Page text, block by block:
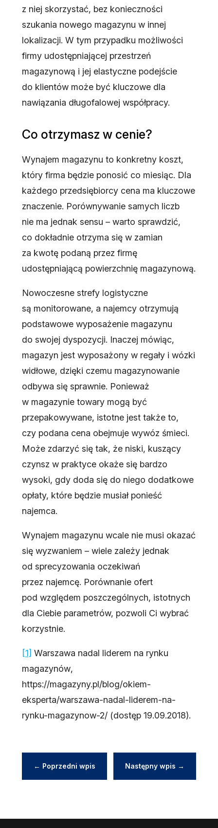
z niej skorzystać, bez konieczności
szukania nowego magazynu w innej
lokalizacji. W tym przypadku możliwości
firmy udostępniającej przestrzeń
magazynową i jej elastyczne podejście
do klientów może być kluczowe dla
nawiązania długofalowej współpracy.
Co otrzymasz w cenie?
Wynajem magazynu to konkretny koszt,
który firma będzie ponosić co miesiąc. Dla
każdego przedsiębiorcy cena ma kluczowe
znaczenie. Porównywanie samych liczb
nie ma jednak sensu – warto sprawdzić,
co dokładnie otrzyma się w zamian
za kwotę podaną przez firmę
udostępniającą powierzchnię magazynową.
Nowoczesne strefy logistyczne
są monitorowane, a najemcy otrzymują
podstawowe wyposażenie magazynu
do swojej dyspozycji. Inaczej mówiąc,
magazyn jest wyposażony w regały i wózki
widłowe, dzięki czemu magazynowanie
odbywa się sprawnie. Ponieważ
w magazynie towary mogą być
przepakowywane, istotne jest także to,
czy podana cena obejmuje wywóz śmieci.
Może zdarzyć się tak, że niski, kuszący
czynsz w praktyce okaże się bardzo
wysoki, gdy doda się do niego dodatkowe
opłaty, które będzie musiał ponieść
najemca.
Wynajem magazynu wcale nie musi okazać
się wyzwaniem – wiele zależy jednak
od sprecyzowania oczekiwań
przez najemcę. Porównanie ofert
pod względem poszczególnych, istotnych
dla Ciebie parametrów, pozwoli Ci wybrać
korzystnie.
[1] Warszawa nadal liderem na rynku
magazynów,
https://magazyny.pl/blog/okiem-
eksperta/warszawa-nadal-liderem-na-
rynku-magazynow-2/ (dostęp 19.09.2018).
← Poprzedni wpis Następny wpis →